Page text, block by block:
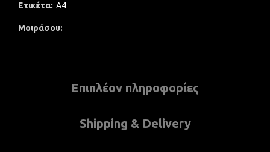
Ετικέτα: A4
Μοιράσου
Επιπλέον πληροφορίες
Shipping & Delivery